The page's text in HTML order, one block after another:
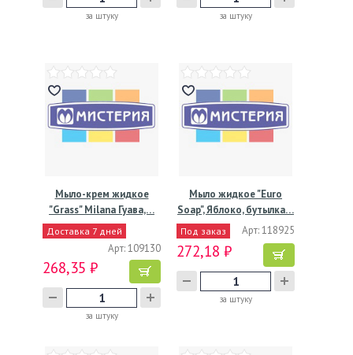
за штуку за штуку
Мыло-крем жидкое
"Grass" Milana Гуава,…
Доставка 7 дней
Арт: 109130
268,35 ₽
за штуку
Мыло жидкое "Euro
Soap", Яблоко, бутылка…
Под заказ Арт: 118925
272,18 ₽
за штуку